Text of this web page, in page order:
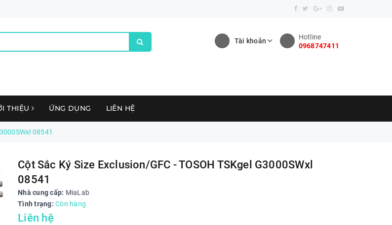
Hotline
0968747411
Tài khoản
THIỆU ỨNG DỤNG LIÊN HỆ
08541
Cột Sắc Ký Size Exclusion/GFC - TOSOH TSKgel G3000SWxl
08541
Nhà cung cấp: MiaLab
Tình trạng: Còn hàng
Liên hệ